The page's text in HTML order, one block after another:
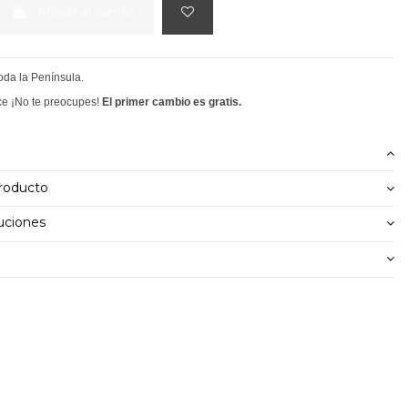
la Península.
¡No te preocupes! El primer cambio es gratis.